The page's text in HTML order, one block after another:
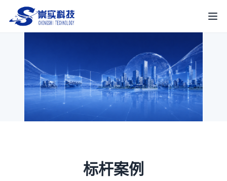
崇实科技 打
标杆案例